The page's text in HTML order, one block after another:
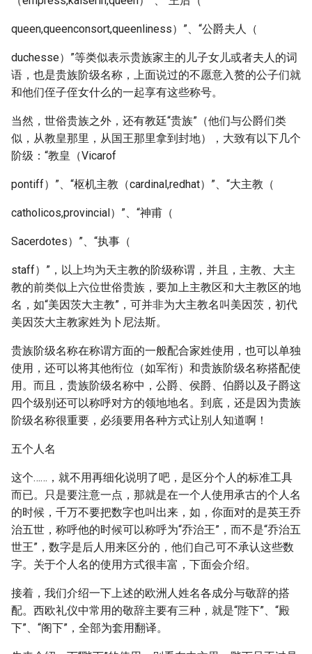
queen,queenconsort,queenliness）”、“公爵夫人（
duchesse）”等类似表示贵族家主的儿子女儿或者夫人的词
语，也是贵族阶级名称，上面说过的不愿意入赘的公子们就
和他们侄子侄女什么的一起享有这些称号。
当然，世俗贵族之外，还有教廷“贵族”（他们与公爵们类
似，从教皇那里，从国王那里拿到封地），大致有以下几个
阶级：“教皇（Vicarof
pontiff）”、“枢机主教（cardinal,redhat）”、“大主教（
catholicos,provincial）”、“神甫（
Sacerdotes）”、“执事（
staff）”，以上均为天主教的阶级称谓，并且，主教、大主
教的前类似上六位世俗贵族，要加上主教区和大主教区的地
名，如“美因茨大主教”，可并非为大主教名叫美因茨，初代
美因茨大主教家姓为卜尼法斯。
贵族阶级名称在称谓方面的一般配合家姓使用，也可以单独
使用，还可以将其他衔位（如军衔）和贵族阶级名称搭配使
用。而且，贵族阶级名称中，公爵、侯爵、伯爵以及子爵这
四个级别还可以称呼对方的领地地名。到底，还是因为贵族
阶级名称很重要，必须要用各种方式让别人知道啊！
五个人名
这个……，就不用再细化说明了吧，是区分个人的标准工具
而已。只是要注意一点，那就是在一个人使用承古的个人名
的时候，千万不要把数字也叫出来，如，你面对的是英王乔
治五世，称呼他的时候可以称呼为“乔治王”，而不是“乔治五
世王”，数字是后人用来区分的，他们自己可不承认这些数
字。关于个人名的使用方式很丰富，下面会介绍。
接着，我们介绍一下上述的欧洲人姓名各成分与敬辞的搭
配。西欧礼仪中常用的敬辞主要有三种，就是“陛下”、“殿
下”、“阁下”，全部为套用翻译。